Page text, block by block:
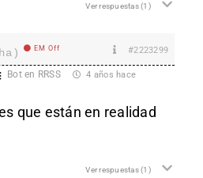
Ver respuestas(1)
EM Off #2223299
Bot en RRSS 4 años hace
que están en realidad
Ver respuestas(1)